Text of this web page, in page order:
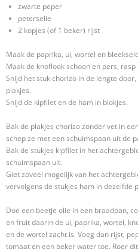
zwarte peper
peterselie
2 kopjes (of 1 beker) rijst
Maak de paprika, ui, wortel en
Maak de knoflook schoon en pers, rasp
Snijd het stuk chorizo in de lengte
plakjes.
Snijd de kipfilet en de ham in blokjes.
Bak de plakjes chorizo zonder vet in
schep ze met een schuimspaan uit de
Bak de stukjes kipfilet in het
schuimspaan uit.
Giet zoveel mogelijk van het
vervolgens de stukjes ham in dezelfde
Doe een beetje olie in een braadpan,
en fruit daarin de ui, paprika, wortel,
en de wortel zacht is. Voeg dan rijst,
tomaat en een beker water toe. Roer